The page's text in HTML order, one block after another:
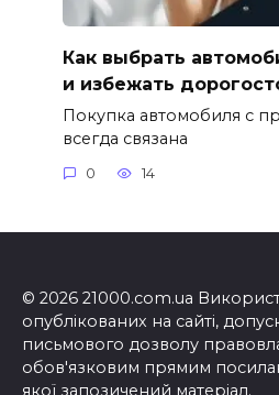
Как выбрать
и избежать
Покупка автомобиля с
всегда связана
0 14
© 2026 21000.com.ua
опублікованих на сайті,
письмового дозволу
обов'язковим прямим
якої запозичений матеріал.